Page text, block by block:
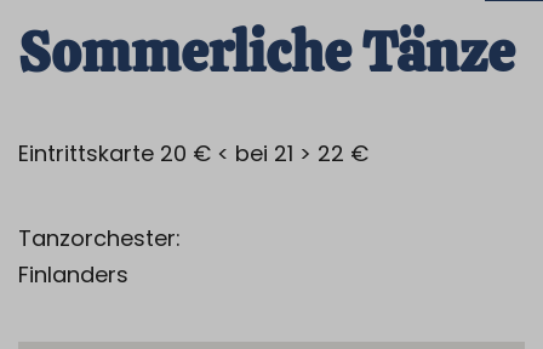
Sommerliche Tänze
Eintrittskarte 20 € < bei 21 > 22 €
Tanzorchester:
Finlanders